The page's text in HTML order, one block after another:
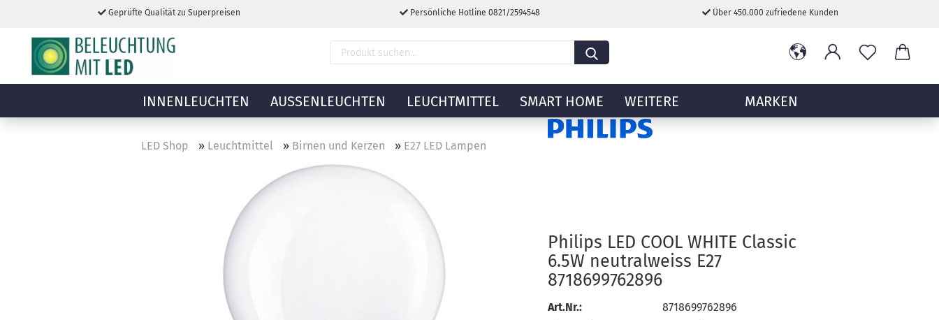
Geprüfte Qualität zu Superpreisen Persönliche Hotline 0821/2594548 Über 450.000 zufriedene Kunden
INNENLEUCHTEN AUSSENLEUCHTEN LEUCHTMITTEL SMART HOME MARKEN
WEITERE
LED Shop » Leuchtmittel » Birnen und Kerzen » E27 LED Lampen
Philips LED COOL WHITE Classic
6.5W neutralweiss E27
8718699762896
Art.Nr.:
8718699762896